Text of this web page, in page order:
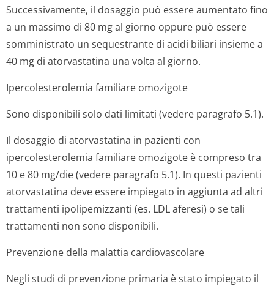
Successivamente, il dosaggio può essere aumentato fino
a un massimo di 80 mg al giorno oppure può essere
somministrato un sequestrante di acidi biliari insieme a
40 mg di atorvastatina una volta al giorno.
Ipercolesterolemia familiare omozigote
Sono disponibili solo dati limitati (vedere paragrafo 5.1).
Il dosaggio di atorvastatina in pazienti con
ipercolesterolemia familiare omozigote è compreso tra
10 e 80 mg/die (vedere paragrafo 5.1). In questi pazienti
atorvastatina deve essere impiegato in aggiunta ad altri
trattamenti ipolipemizzanti (es. LDL aferesi) o se tali
trattamenti non sono disponibili.
Prevenzione della malattia cardiovascolare
Negli studi di prevenzione primaria è stato impiegato il